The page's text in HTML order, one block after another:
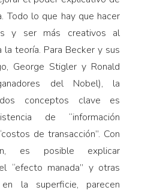
Todo lo que hay que hacer
y ser más creativos al
la teoría. Para Becker y sus
George Stigler y Ronald
del Nobel), la
conceptos clave es
de “información
de transacción”. Con
es posible explicar
“efecto manada” y otras
la superficie, parecen